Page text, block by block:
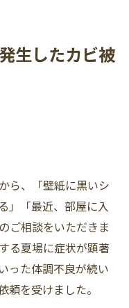
生したカビ被
ら、「壁紙に黒いシ
」「最近、部屋に入
ご相談をいただきま
る夏場に症状が顕著
った体調不良が続い
頼を受けました。